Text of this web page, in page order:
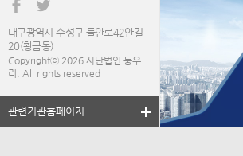
대구광역시 수성구 들안로42안길
20(황금동)
Copyrightⓒ 2026 사단법인 둥우
리. All rights reserved
관련기관홈페이지